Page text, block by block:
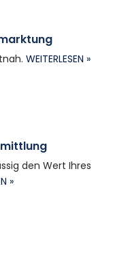
WEITERLESEN »
den Wert Ihres
»